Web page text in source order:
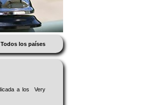
Todos los países
a los Very